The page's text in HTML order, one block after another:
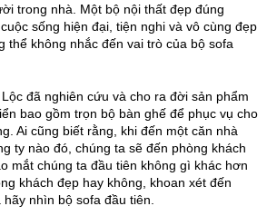
trong nhà. Một bộ nội thất đẹp đúng
sống hiện đại, tiện nghi và vô cùng đẹp
thể không nhắc đến vai trò của bộ sofa
đã nghiên cứu và cho ra đời sản phẩm
bao gồm trọn bộ bàn ghế để phục vụ cho
Ai cũng biết rằng, khi đến một căn nhà
ty nào đó, chúng ta sẽ đến phòng khách
mắt chúng ta đầu tiên không gì khác hơn
khách đẹp hay không, khoan xét đến
nhìn bộ sofa đầu tiên.